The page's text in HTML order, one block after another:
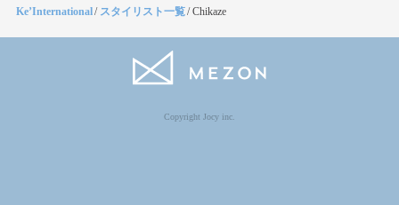
Ke’International/ スタイリスト一覧/Chikaze
Copyright Jocy inc.